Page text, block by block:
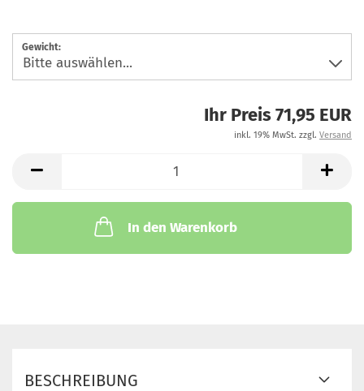
Gewicht:
Ihr Preis 71,95 EUR
inkl. 19% MwSt. zzgl. Versand
In den Warenkorb
BESCHREIBUNG